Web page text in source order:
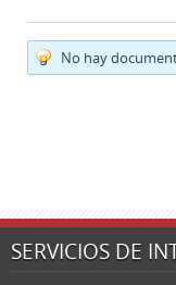
No hay
SERVICIOS DE